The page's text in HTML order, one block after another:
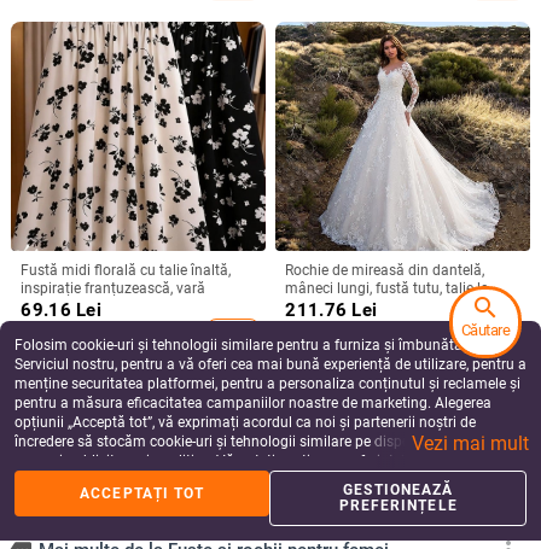
Fustă midi florală cu talie înaltă,
inspirație franțuzească, vară
69.16 Lei
add_shopping_cart
Rochie de mireasă din dantelă,
mâneci lungi, fustă tutu, talie la
mijloc, rochie lungă
211.76 Lei
add_shopping_cart
Folosim cookie-uri și tehnologii similare pentru a furniza și îmbunătăți
Serviciul nostru, pentru a vă oferi cea mai bună experiență de utilizare, pentru a
menține securitatea platformei, pentru a personaliza conținutul și reclamele și
pentru a măsura eficacitatea campaniilor noastre de marketing. Alegerea
opțiunii „Acceptă tot”, vă exprimați acordul ca noi și partenerii noștri de
încredere să stocăm cookie-uri și tehnologii similare pe dispozitivul dvs. în
scopuri publicitare și analitice. Vă puteți gestiona preferințele în orice moment
făcând clic pe „Gestionează preferințele”. Pentru mai multe informații, vă
rugăm să consultațiPolitica noastră de confidențialitate.
Vezi mai mult
ACCEPTAȚI TOT
GESTIONEAZĂ
PREFERINȚELE
search
Căutare